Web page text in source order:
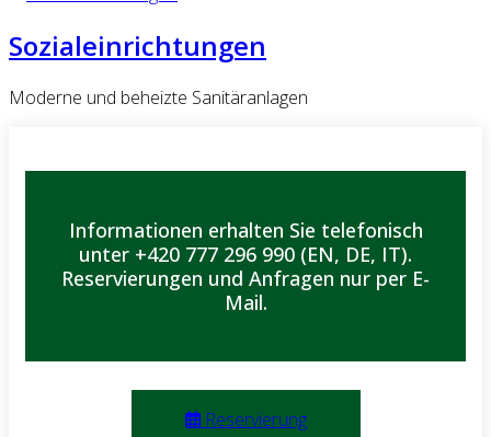
Sozialeinrichtungen
Moderne und beheizte Sanitäranlagen
Informationen erhalten Sie telefonisch
unter +420 777 296 990 (EN, DE, IT).
Reservierungen und Anfragen nur per E-
Mail.
Reservierung